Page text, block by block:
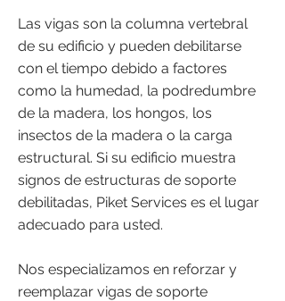
Las vigas son la columna vertebral
de su edificio y pueden debilitarse
con el tiempo debido a factores
como la humedad, la podredumbre
de la madera, los hongos, los
insectos de la madera o la carga
estructural. Si su edificio muestra
signos de estructuras de soporte
debilitadas, Piket Services es el lugar
adecuado para usted.
Nos especializamos en reforzar y
reemplazar vigas de soporte